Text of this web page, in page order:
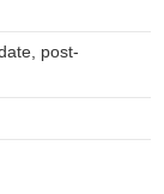
post-